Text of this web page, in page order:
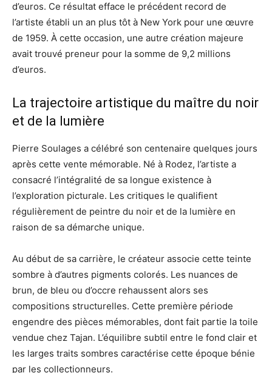
d’euros. Ce résultat efface le précédent record de
l’artiste établi un an plus tôt à New York pour une œuvre
de 1959. À cette occasion, une autre création majeure
avait trouvé preneur pour la somme de 9,2 millions
d’euros.
La trajectoire artistique du maître du noir
et de la lumière
Pierre Soulages a célébré son centenaire quelques jours
après cette vente mémorable. Né à Rodez, l’artiste a
consacré l’intégralité de sa longue existence à
l’exploration picturale. Les critiques le qualifient
régulièrement de peintre du noir et de la lumière en
raison de sa démarche unique.
Au début de sa carrière, le créateur associe cette teinte
sombre à d’autres pigments colorés. Les nuances de
brun, de bleu ou d’occre rehaussent alors ses
compositions structurelles. Cette première période
engendre des pièces mémorables, dont fait partie la toile
vendue chez Tajan. L’équilibre subtil entre le fond clair et
les larges traits sombres caractérise cette époque bénie
par les collectionneurs.